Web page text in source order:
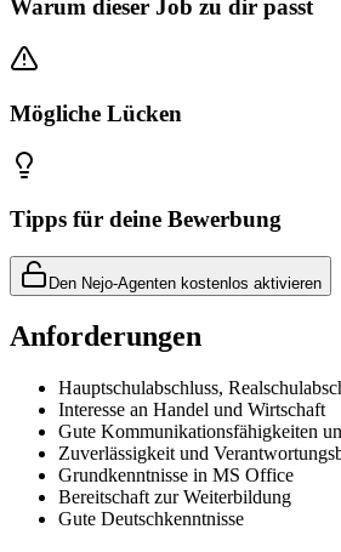
Warum dieser Job zu dir passt
Mögliche Lücken
Tipps für deine Bewerbung
Den Nejo-Agenten kostenlos aktivieren
Anforderungen
Hauptschulabschluss,
Interesse an Handel und Wirtschaft
Gute Kommunikationsfähigkeiten
Zuverlässigkeit und
Grundkenntnisse in MS Office
Bereitschaft zur Weiterbildung
Gute Deutschkenntnisse